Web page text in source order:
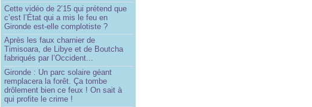
Cette vidéo de 2’15 qui prétend que
c’est l’État qui a mis le feu en
Gironde est-elle complotiste ?
Après les faux charnier de
Timisoara, de Libye et de Boutcha
fabriqués par l’Occident...
Gironde : Un parc solaire géant
remplacera la forêt. Ça tombe
drôlement bien ce feux ! On sait à
qui profite le crime !